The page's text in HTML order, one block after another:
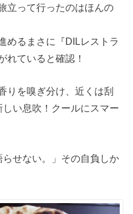
立って行ったのはほんの
めるまさに『DILレストラ
れていると確認！
りを嗅ぎ分け、近くは刮
い息吹！クールにスマー
せない。」その自負しか